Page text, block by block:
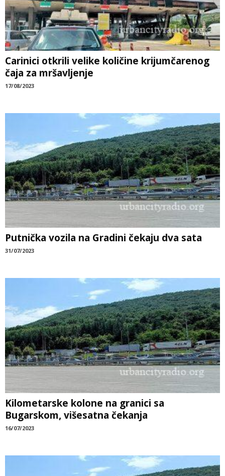
Carinici otkrili velike količine krijumčarenog
čaja za mršavljenje
17/08/2023
Putnička vozila na Gradini čekaju dva sata
31/07/2023
Kilometarske kolone na granici sa
Bugarskom, višesatna čekanja
16/07/2023